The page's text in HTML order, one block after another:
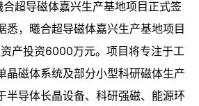
超导磁体嘉兴生产基地项目正式签
悉，曦合超导磁体嘉兴生产基地项目
产投资6000万元。项目将专注于工
晶磁体系统及部分小型科研磁体生产
半导体长晶设备、科研强磁、能源环